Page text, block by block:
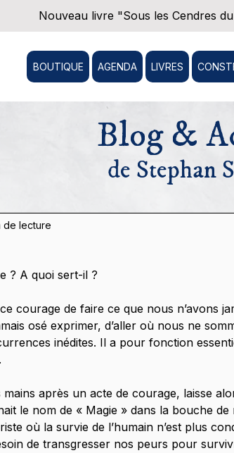
Nouveau livre "Sous les Cendres
BOUTIQUE AGENDA LIVRES
Blog &
de Stephan
de lecture
? A quoi sert-il ?
courage de faire ce que nous n’avons
osé exprimer, d’aller où nous ne
inédites. Il a pour fonction
après un acte de courage, laisse
le nom de « Magie » dans la bouche de
où la survie de l’humain n’est plus
de transgresser nos peurs pour